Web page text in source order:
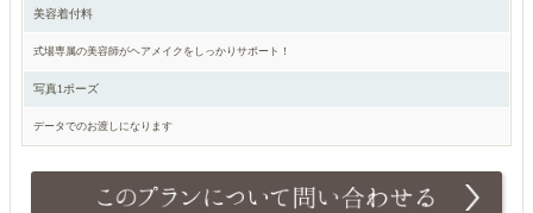
美容着付料
式場専属の美容師がヘアメイクをしっかりサポート！
写真1ポーズ
データでのお渡しになります